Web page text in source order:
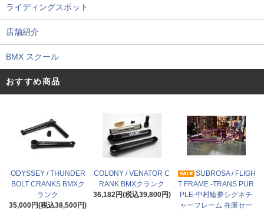
ライディングスポット
店舗紹介
BMX スクール
おすすめ商品
ODYSSEY / THUNDER
BOLT CRANKS BMXク
ランク
35,000円(税込38,500円)
COLONY / VENATOR C
RANK BMXクランク
36,182円(税込39,800円)
SUBROSA / FLIGH
T FRAME -TRANS PUR
PLE-中村輪夢シグネチ
ャーフレーム 在庫セー